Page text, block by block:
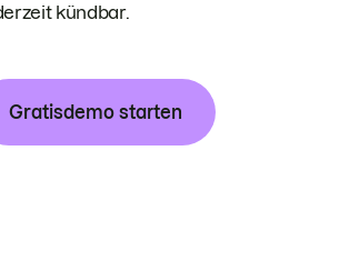
kündbar.
Gratisdemo starten